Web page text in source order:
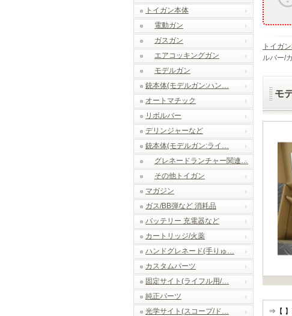
トイガン本体
電動ガン
ガスガン
エアコッキングガン
モデルガン
銃本体(モデルガン:ハン…
オートマチック
リボルバー
デリンジャーなど
銃本体(モデルガン:ライ…
グレネードランチャー関連…
その他トイガン
マガジン
ガス/BB弾など 消耗品
バッテリー 充電器など
カートリッジ/火薬
ハンドグレネード(手りゅ…
カスタムパーツ
固定サイト(ライフル用/…
純正パーツ
光学サイト(スコープ/ド…
トイガ
ルバー/
モ
⇒【 】